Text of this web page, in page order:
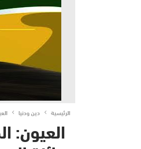
الرئيسية دين ودنيا
العيون: